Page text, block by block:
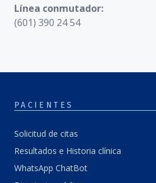
Línea conmutador:
(601) 390 24 54
PACIENTES
Solicitud de citas
Resultados e Historia clínica
WhatsApp ChatBot